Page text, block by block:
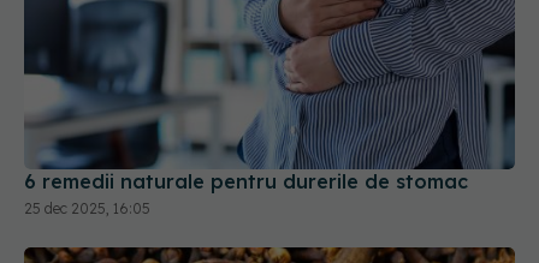
6 remedii naturale pentru durerile de stomac
25 dec 2025, 16:05